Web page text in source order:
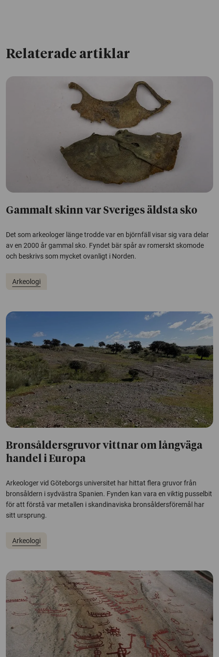
Relaterade artiklar
Gammalt skinn var Sveriges äldsta sko
Det som arkeologer länge trodde var en björnfäll visar sig vara delar
av en 2000 år gammal sko. Fyndet bär spår av romerskt skomode
och beskrivs som mycket ovanligt i Norden.
Arkeologi
Bronsåldersgruvor vittnar om långväga
handel i Europa
Arkeologer vid Göteborgs universitet har hittat flera gruvor från
bronsåldern i sydvästra Spanien. Fynden kan vara en viktig pusselbit
för att förstå var metallen i skandinaviska bronsåldersföremål har
sitt ursprung.
Arkeologi